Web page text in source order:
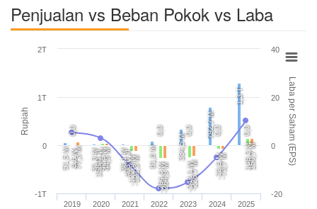
Penjualan vs Beban Pokok vs Laba
Rupiah Laba per Saham (EPS)
51,5 M 31,3 M 36,1 M 81,8 M 334,5 M
792,7 M
1,3 T
0,0
158,0 Jt 403,0 Jt
0,0 0,0 0,0 0,0
8,6 M 42,5 M -122,9 M -264,4 M -243,1 M -73,5 M 148,2 M
77,3 M 44,9 M -121,3 M -264,9 M -226,7 M -73,7 M 150,7 M
2019 2020 2021 2022 2023 2024 2025
-1T
0
1T
2T
-20
0
20
40